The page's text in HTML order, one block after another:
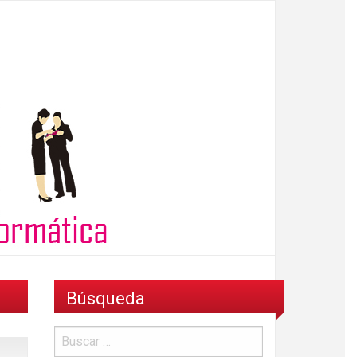
Búsqueda